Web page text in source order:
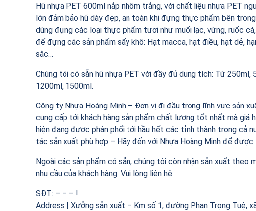
Hũ nhựa PET 600ml nắp nhôm trắng, với chất liệu nhựa PET
lớn đảm bảo hũ dày đẹp, an toàn khi đựng thực phẩm bên
dùng đựng các loại thực phẩm tươi như muối lạc, vừng, ruốc
để đựng các sản phẩm sấy khô: Hạt macca, hạt điều, hạt dẻ,
sắc…
Chúng tôi có sẵn hũ nhựa PET với đầy đủ dung tích: Từ 250ml,
1200ml, 1500ml.
Công ty Nhựa Hoàng Minh – Đơn vị đi đầu trong lĩnh vực sản
cung cấp tới khách hàng sản phẩm chất lượng tốt nhất mà giá
hiện đang được phân phối tới hầu hết các tỉnh thành trong cả
tác sản xuất phù hợp – Hãy đến với Nhựa Hoàng Minh để
Ngoài các sản phẩm có sẵn, chúng tôi còn nhận sản xuất
nhu cầu của khách hàng. Vui lòng liên hệ:
SĐT: – – – !
Address | Xưởng sản xuất – Km số 1, đường Phan Trọng Tuệ,